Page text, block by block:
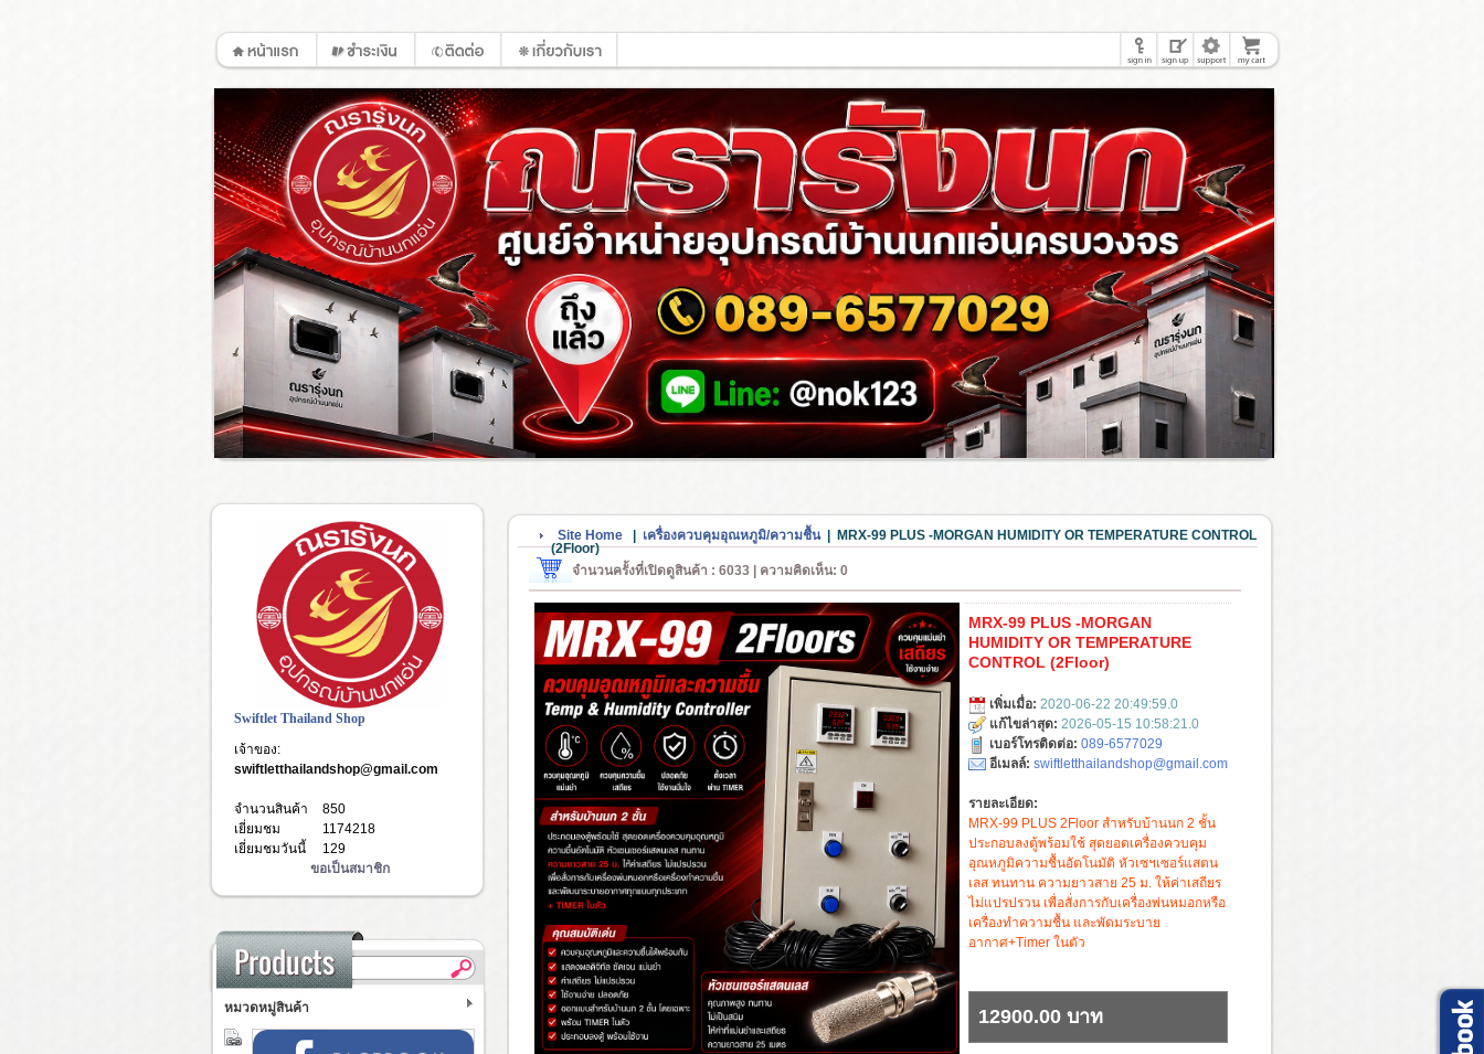
Swiftlet Thailand Shop
เจ้าของ:
swiftletthailandshop@gmail.com
จำนวนสินค้า
850
เยี่ยมชม
1174218
เยี่ยมชมวันนี้
129
ขอเป็นสมาชิก
หมวดหมู่สินค้า
Site Home| เครื่องควบคุมอุณหภูมิ/ความชื้น|
MRX-99 PLUS -MORGAN HUMIDITY OR TEMPERATURE CONTROL
(2Floor)
จำนวนครั้งที่เปิดดูสินค้า : 6033 | ความคิดเห็น: 0
MRX-99 PLUS -MORGAN
HUMIDITY OR TEMPERATURE
CONTROL (2Floor)
เพิ่มเมื่อ: 2020-06-22 20:49:59.0
แก้ไขล่าสุด: 2026-05-15 10:58:21.0
เบอร์โทรติดต่อ: 089-6577029
อีเมลล์: swiftletthailandshop@gmail.com
รายละเอียด:
MRX-99 PLUS 2Floor สำหรับบ้านนก 2 ชั้น
ประกอบลงตู้พร้อมใช้ สุดยอดเครื่องควบคุม
อุณหภูมิความชื้นอัตโนมัติ หัวเซฯเซอร์แสตน
เลส ทนทาน ความยาวสาย 25 ม. ให้ค่าเสถียร
ไม่แปรปรวน เพื่อสั่งการกับเครื่องพ่นหมอกหรือ
เครื่องทำความชื้น และพัดมระบาย
อากาศ+Timer ในตัว
12900.00 บาท